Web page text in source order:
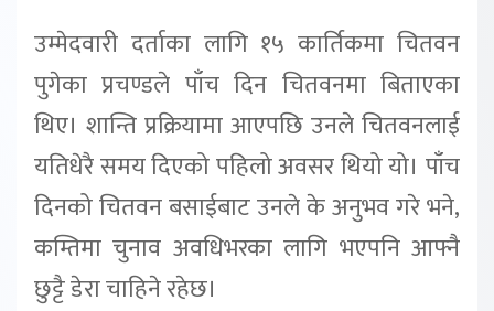
उम्मेदवारी दर्ताका लागि १५ कार्तिकमा चितवन
पुगेका प्रचण्डले पाँच दिन चितवनमा बिताएका
थिए। शान्ति प्रक्रियामा आएपछि उनले चितवनलाई
यतिधेरै समय दिएको पहिलो अवसर थियो यो। पाँच
दिनको चितवन बसाईबाट उनले के अनुभव गरे भने,
कम्तिमा चुनाव अवधिभरका लागि भएपनि आफ्नै
छुट्टै डेरा चाहिने रहेछ।